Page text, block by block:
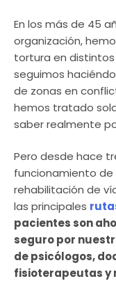
En los más de 45
organización,
tortura en
seguimos
de zonas en
hemos tratado
saber realmente
Pero desde hace
funcionamiento
rehabilitación de
las principales
pacientes son
seguro por
de psicólogos,
fisioterapeutas y